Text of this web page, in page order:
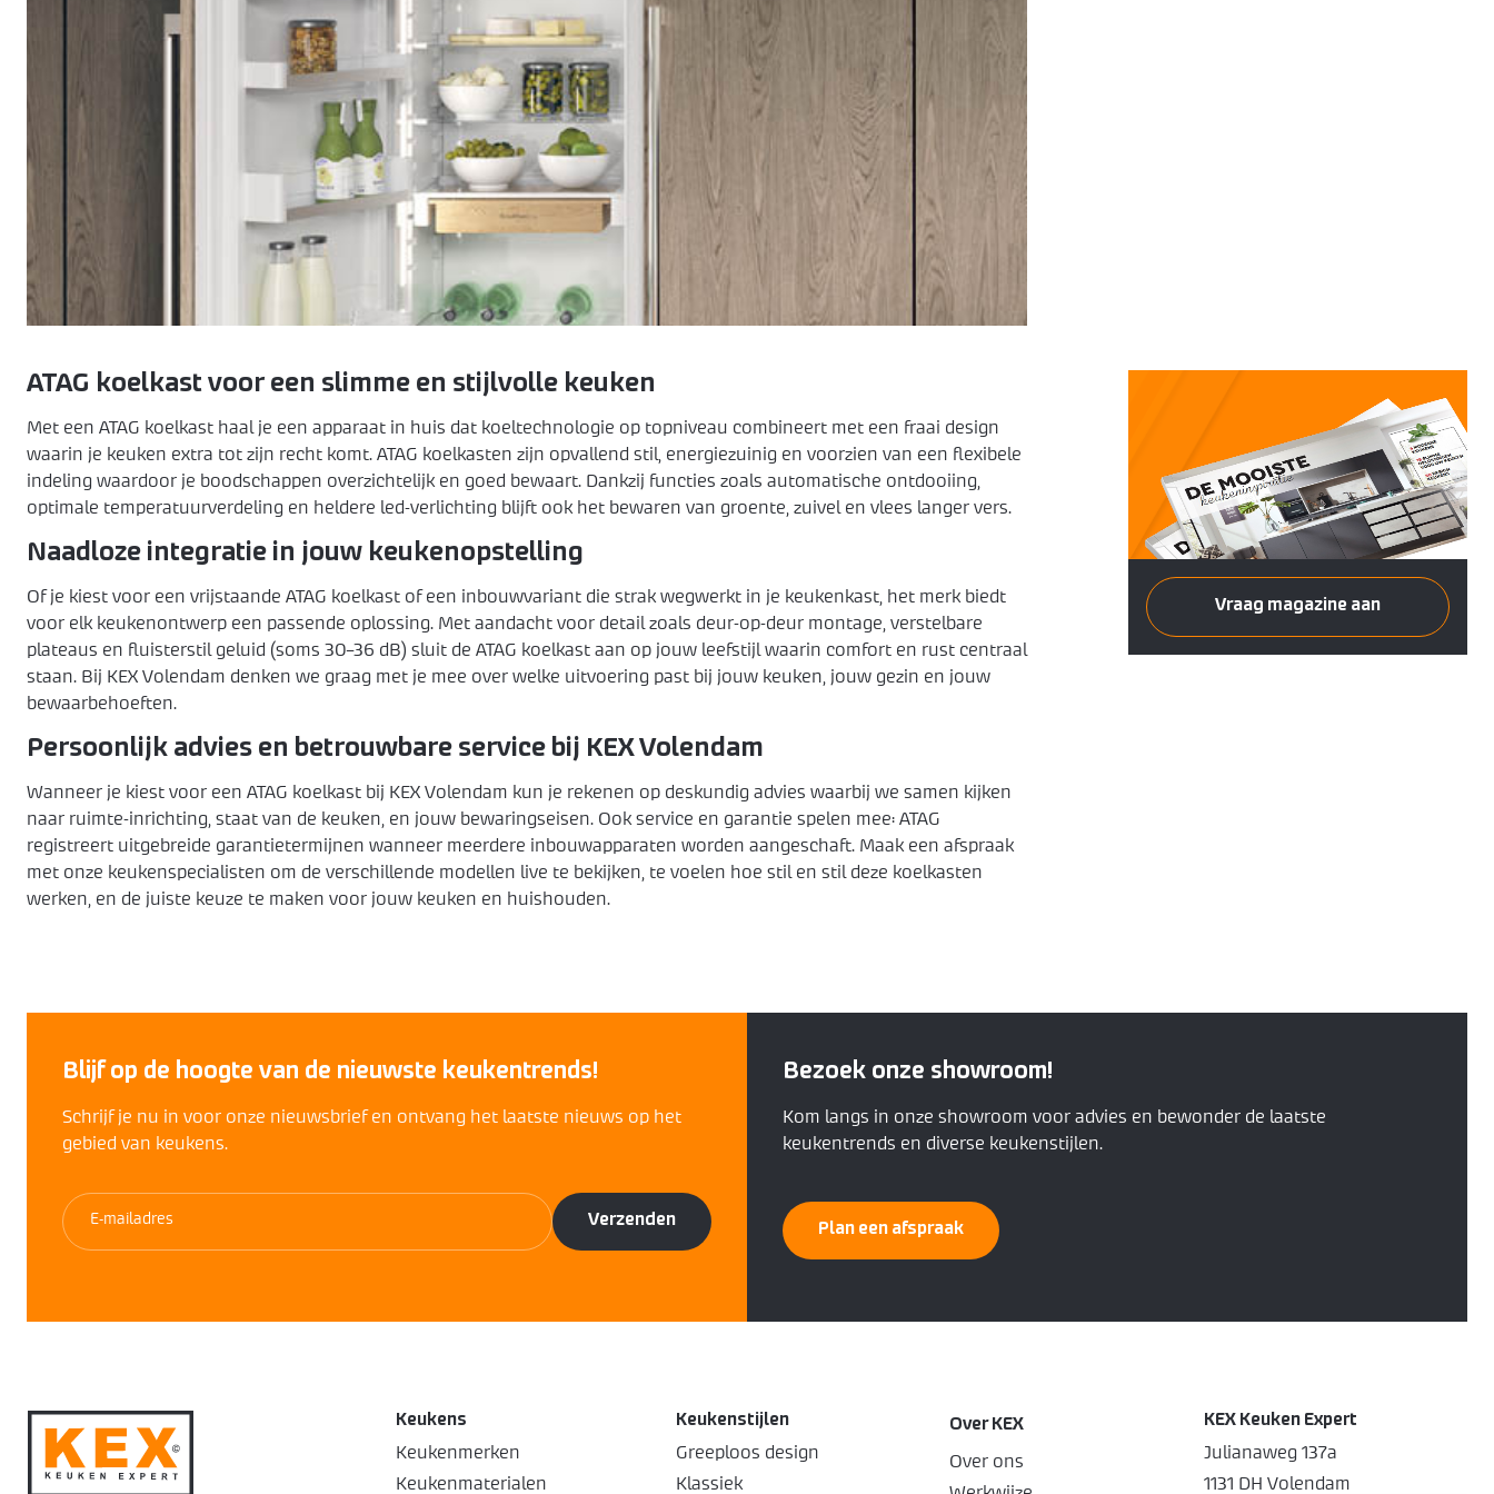
ATAG koelkast voor een slimme en stijlvolle keuken
Met een ATAG koelkast haal je een apparaat in huis dat koeltechnologie op topniveau combineert met een fraai design
waarin je keuken extra tot zijn recht komt. ATAG koelkasten zijn opvallend stil, energiezuinig en voorzien van een flexibele
indeling waardoor je boodschappen overzichtelijk en goed bewaart. Dankzij functies zoals automatische ontdooiing,
optimale temperatuurverdeling en heldere led-verlichting blijft ook het bewaren van groente, zuivel en vlees langer vers.
Naadloze integratie in jouw keukenopstelling
Of je kiest voor een vrijstaande ATAG koelkast of een inbouwvariant die strak wegwerkt in je keukenkast, het merk biedt
voor elk keukenontwerp een passende oplossing. Met aandacht voor detail zoals deur-op-deur montage, verstelbare
plateaus en fluisterstil geluid (soms 30–36 dB) sluit de ATAG koelkast aan op jouw leefstijl waarin comfort en rust centraal
staan. Bij KEX Volendam denken we graag met je mee over welke uitvoering past bij jouw keuken, jouw gezin en jouw
bewaarbehoeften.
Persoonlijk advies en betrouwbare service bij KEX Volendam
Wanneer je kiest voor een ATAG koelkast bij KEX Volendam kun je rekenen op deskundig advies waarbij we samen kijken
naar ruimte-inrichting, staat van de keuken, en jouw bewaringseisen. Ook service en garantie spelen mee: ATAG
registreert uitgebreide garantietermijnen wanneer meerdere inbouwapparaten worden aangeschaft. Maak een afspraak
met onze keukenspecialisten om de verschillende modellen live te bekijken, te voelen hoe stil en stil deze koelkasten
werken, en de juiste keuze te maken voor jouw keuken en huishouden.
Vraag magazine aan
Blijf op de hoogte van de nieuwste keukentrends!
Schrijf je nu in voor onze nieuwsbrief en ontvang het laatste nieuws op het
gebied van keukens.
Bezoek onze showroom!
Kom langs in onze showroom voor advies en bewonder de laatste
keukentrends en diverse keukenstijlen.
Plan een afspraak
Keukens
Keukenmerken
Keukenmaterialen
Keukenstijlen
Greeploos design
Klassiek
Over KEX
Over ons
KEX Keuken Expert
Julianaweg 137a
1131 DH Volendam